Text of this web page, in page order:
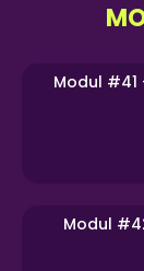
Modul #41
Modul